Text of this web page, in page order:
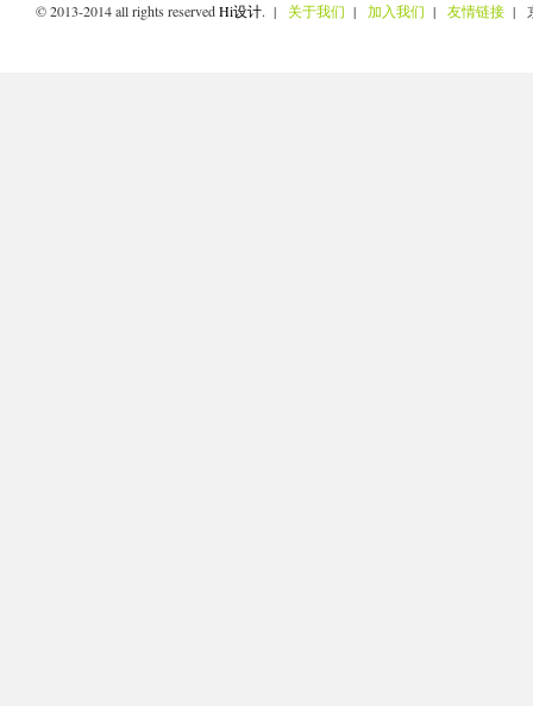
© 2013-2014 all rights reservedHi设计. | 关于我们 | 加入我们 | 友情链接 |